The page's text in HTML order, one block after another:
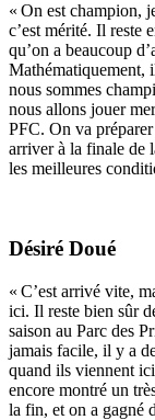
« On est champion,
c’est mérité. Il reste
qu’on a beaucoup
Mathématiquement,
nous sommes
nous allons jouer
PFC. On va
arriver à la finale de
les meilleures
Désiré Doué
« C’est arrivé vite,
ici. Il reste bien sûr
saison au Parc des
jamais facile, il y a
quand ils viennent
encore montré un
la fin, et on a gagné